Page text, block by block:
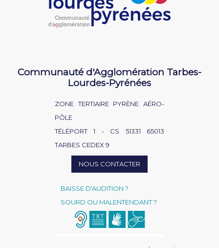
Communauté d'Agglomération Tarbes-
Lourdes-Pyrénées
ZONE TERTIAIRE PYRÈNE AÉRO-
PÔLE
TÉLÉPORT 1 - CS 51331 65013
TARBES CEDEX 9
NOUS CONTACTER
BAISSE D'AUDITION ?
SOURD OU MALENTENDANT ?